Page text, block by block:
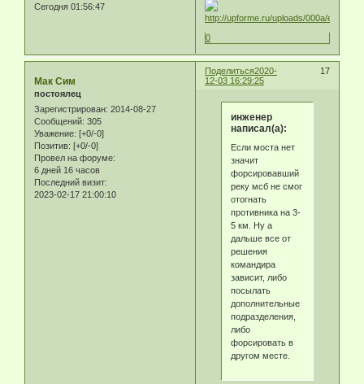
Сегодня 01:56:47
0
Поделиться 17
2020-
12-03 16:29:25
Мак Сим
постоялец
Зарегистрирован: 2014-08-27
Сообщений: 305
Уважение: [+0/-0]
Позитив: [+0/-0]
Провел на форуме:
6 дней 16 часов
Последний визит:
2023-02-17 21:00:10
инженер
написал(а):
Если моста нет
значит
форсировавший
реку мсб не смог
отогнать
противника на 3-
5 км. Ну а
дальше все от
решения
командира
зависит, либо
посылать
дополнительные
подразделения,
либо
форсировать в
другом месте.